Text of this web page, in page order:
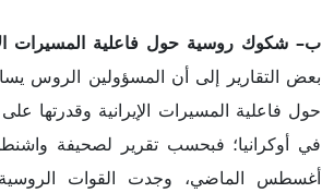
ب– شكوك روسية حول فاعلية المسيرات
بعض التقارير إلى أن المسؤولين الروس
حول فاعلية المسيرات الإيرانية وقدرتها
في أوكرانيا؛ فبحسب تقرير لصحيفة
أغسطس الماضي، وجدت القوات